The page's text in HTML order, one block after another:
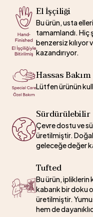
El İşçiliği
Bu ürün, usta
tamamlandı. Hiç
benzersiz kılıyor
kazandırıyor.
Hassas Bakım
Lütfen ürünün
Sürdürülebilir
Çevre dostu ve
üretilmiştir. Doğal
geleceğe değer
Tufted
Bu ürün,
kabarık bir doku
üretilmiştir.
hem de